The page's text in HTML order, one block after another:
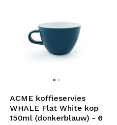
ACME koffieservies
WHALE Flat White kop
150ml (donkerblauw) - 6